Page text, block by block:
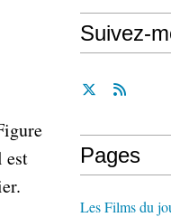
est
Suivez-
Pages
Les Films du